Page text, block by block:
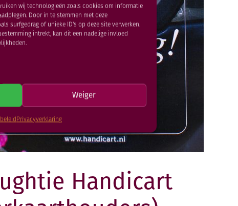
wij technologieën zoals cookies om informatie
Door in te stemmen met deze
surfgedrag of unieke ID's op deze site verwerken.
intrekt, kan dit een nadelige invloed
Weiger
Privacyverklaring
Handicart